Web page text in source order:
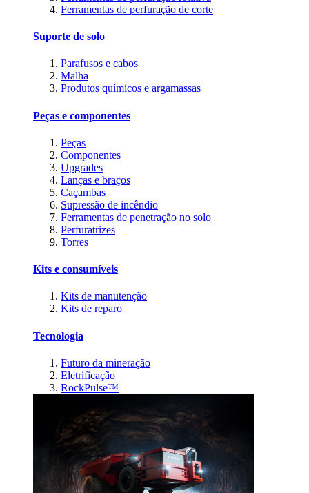
Ferramentas de perfuração de corte
Suporte de solo
Parafusos e cabos
Malha
Produtos químicos e argamassas
Peças e componentes
Peças
Componentes
Upgrades
Lanças e braços
Caçambas
Supressão de incêndio
Ferramentas de penetração no solo
Perfuratrizes
Torres
Kits e consumíveis
Kits de manutenção
Kits de reparo
Tecnologia
Futuro da mineração
Eletrificação
RockPulse™